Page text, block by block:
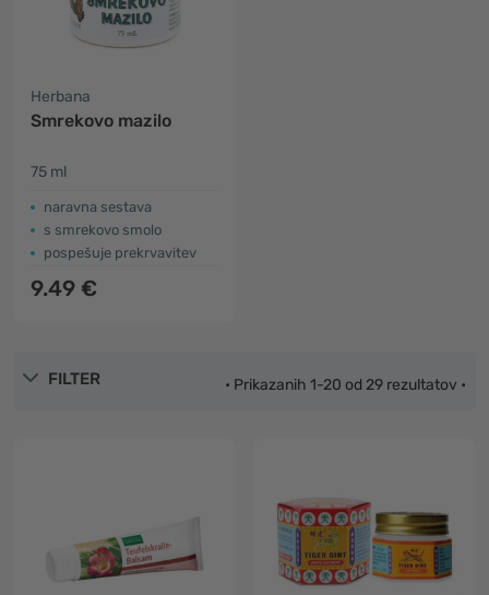
Herbana
Smrekovo mazilo
75 ml
naravna sestava
s smrekovo smolo
pospešuje prekrvavitev
9.49 €
FILTER • Prikazanih 1-20 od 29 rezultatov •